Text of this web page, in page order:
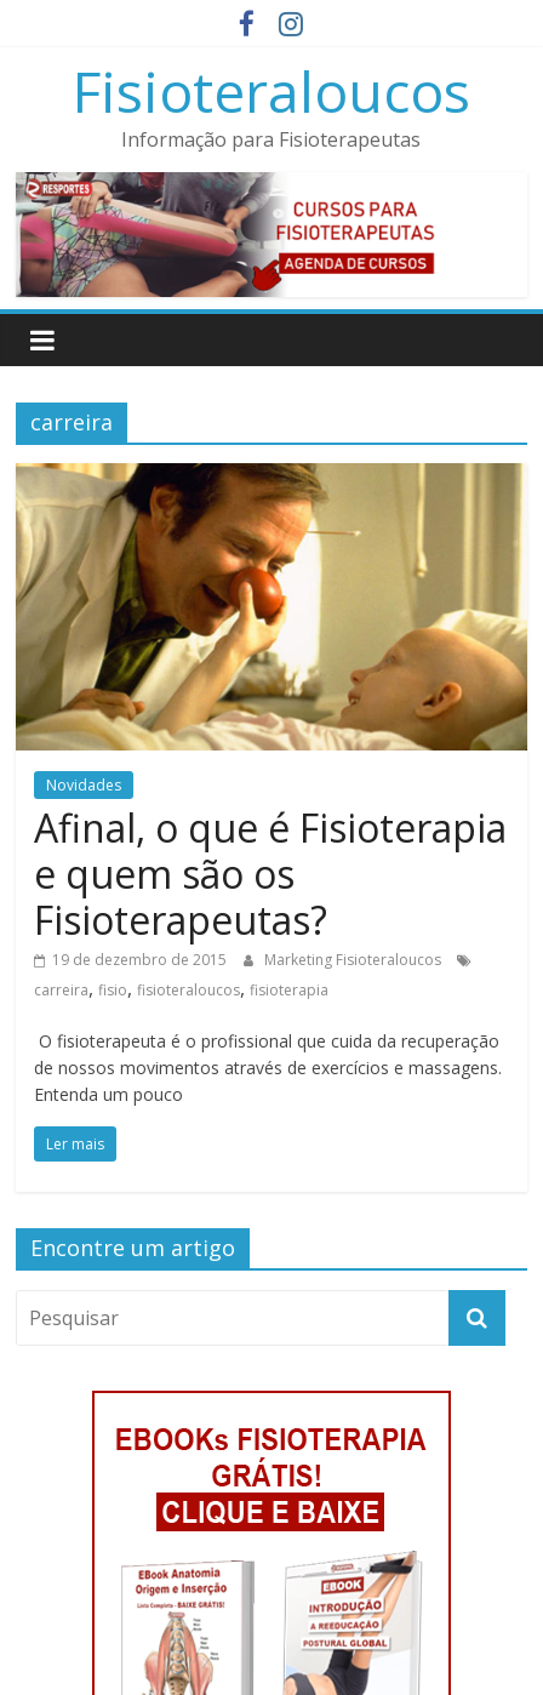
conteúdoFisioteraloucos
Informação para Fisioterapeutas
carreira
Novidades
Afinal, o que é Fisioterapia
e quem são os
Fisioterapeutas?
19 de dezembro de 2015
Marketing Fisioteraloucos
carreira,fisio,fisioteraloucos,fisioterapia
O fisioterapeuta é o profissional que cuida da recuperação
de nossos movimentos através de exercícios e massagens.
Entenda um pouco
Ler mais
Encontre um artigo